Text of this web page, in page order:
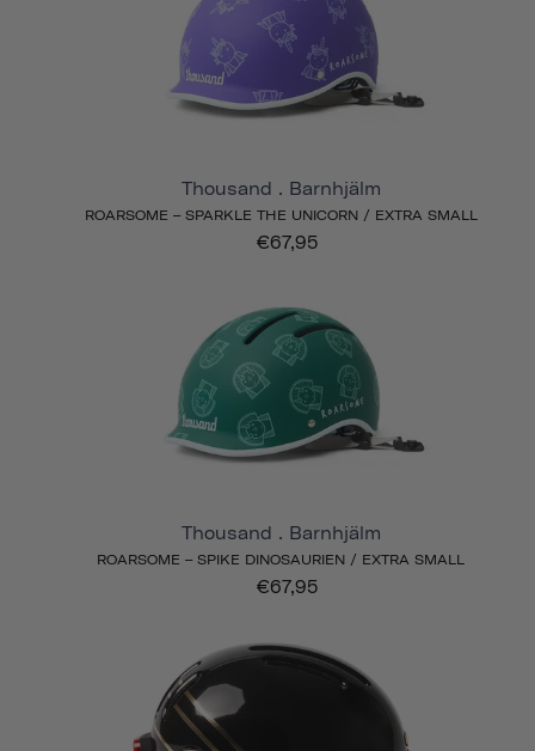
Thousand . Barnhjälm
ROARSOME – SPARKLE THE UNICORN / EXTRA SMALL
€67,95
Thousand . Barnhjälm
ROARSOME – SPIKE DINOSAURIEN / EXTRA SMALL
€67,95